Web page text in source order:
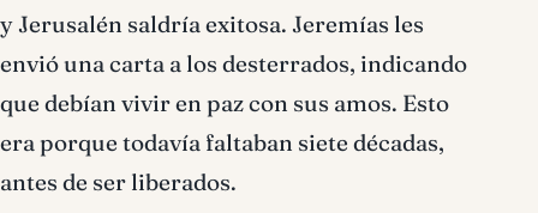
y Jerusalén saldría exitosa. Jeremías les
envió una carta a los desterrados, indicando
que debían vivir en paz con sus amos. Esto
era porque todavía faltaban siete décadas,
antes de ser liberados.